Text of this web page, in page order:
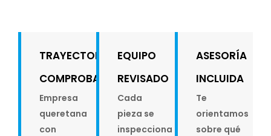
TRAYECTORIA
COMPROBABLE
Empresa
queretana
con
EQUIPO
REVISADO
Cada
pieza se
inspecciona
ASESORÍA
INCLUIDA
Te
orientamos
sobre qué